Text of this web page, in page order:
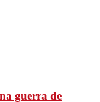
guerra de